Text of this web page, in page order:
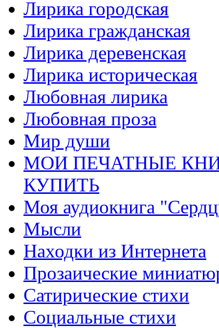
Лирика городская
Лирика гражданская
Лирика деревенская
Лирика историческая
Любовная лирика
Любовная проза
Мир души
МОИ ПЕЧАТНЫЕ
КУПИТЬ
Моя аудиокнига
Мысли
Находки из Интернета
Прозаические
Сатирические стихи
Социальные стихи